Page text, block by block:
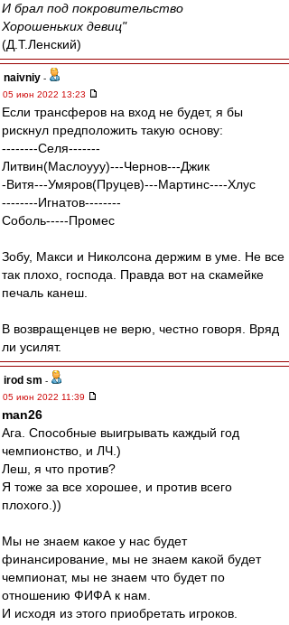
И брал под покровительство
Хорошеньких девиц"
(Д.Т.Ленский)
naivniy -
05 июн 2022 13:23
Если трансферов на вход не будет, я бы
рискнул предположить такую основу:
--------Селя-------
Литвин(Маслоууу)---Чернов---Джик
-Витя---Умяров(Пруцев)---Мартинс----Хлус
--------Игнатов--------
Соболь-----Промес
Зобу, Макси и Николсона держим в уме. Не все
так плохо, господа. Правда вот на скамейке
печаль канеш.
В возвращенцев не верю, честно говоря. Вряд
ли усилят.
irod sm -
05 июн 2022 11:39
man26
Ага. Способные выигрывать каждый год
чемпионство, и ЛЧ.)
Леш, я что против?
Я тоже за все хорошее, и против всего
плохого.))
Мы не знаем какое у нас будет
финансирование, мы не знаем какой будет
чемпионат, мы не знаем что будет по
отношению ФИФА к нам.
И исходя из этого приобретать игроков.